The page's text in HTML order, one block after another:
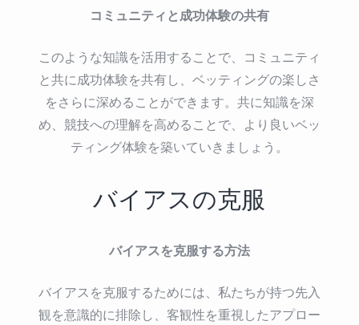
コミュニティと成功体験の共有
このような知識を活用することで、コミュニティ
と共に成功体験を共有し、ベッティングの楽しさ
をさらに深めることができます。共に知識を深
め、競技への理解を高めることで、より良いベッ
ティング体験を築いていきましょう。
バイアスの克服
バイアスを克服する方法
バイアスを克服するためには、私たちが持つ先入
観を意識的に排除し、客観性を重視したアプロー